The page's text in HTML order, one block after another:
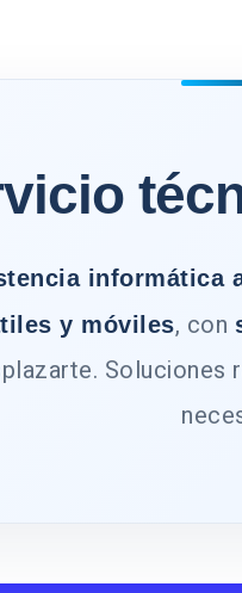
informática
y móviles, con
Soluciones